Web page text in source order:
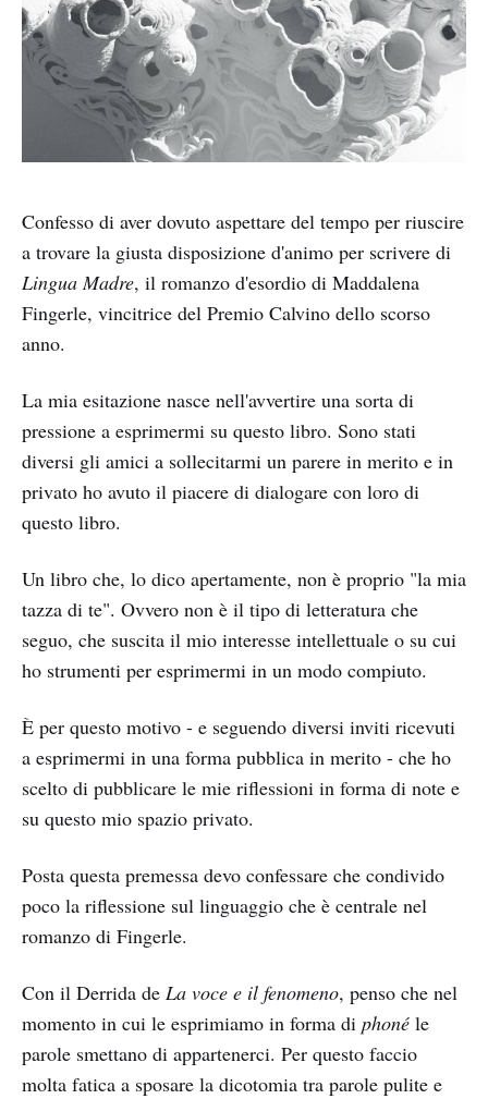
Confesso di aver dovuto aspettare del tempo per riuscire
a trovare la giusta disposizione d'animo per scrivere di
Lingua Madre, il romanzo d'esordio di Maddalena
Fingerle, vincitrice del Premio Calvino dello scorso
anno.
La mia esitazione nasce nell'avvertire una sorta di
pressione a esprimermi su questo libro. Sono stati
diversi gli amici a sollecitarmi un parere in merito e in
privato ho avuto il piacere di dialogare con loro di
questo libro.
Un libro che, lo dico apertamente, non è proprio "la mia
tazza di te". Ovvero non è il tipo di letteratura che
seguo, che suscita il mio interesse intellettuale o su cui
ho strumenti per esprimermi in un modo compiuto.
È per questo motivo - e seguendo diversi inviti ricevuti
a esprimermi in una forma pubblica in merito - che ho
scelto di pubblicare le mie riflessioni in forma di note e
su questo mio spazio privato.
Posta questa premessa devo confessare che condivido
poco la riflessione sul linguaggio che è centrale nel
romanzo di Fingerle.
Con il Derrida de La voce e il fenomeno, penso che nel
momento in cui le esprimiamo in forma di phoné le
parole smettano di appartenerci. Per questo faccio
molta fatica a sposare la dicotomia tra parole pulite e